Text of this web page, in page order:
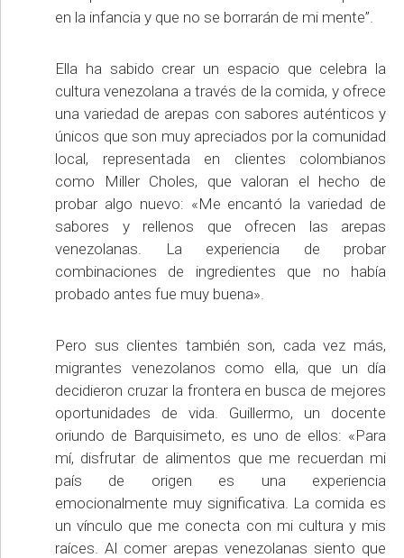
en la infancia y que no se borrarán de mi mente”.
Ella ha sabido crear un espacio que celebra la
cultura venezolana a través de la comida, y ofrece
una variedad de arepas con sabores auténticos y
únicos que son muy apreciados por la comunidad
local, representada en clientes colombianos
como Miller Choles, que valoran el hecho de
probar algo nuevo: «Me encantó la variedad de
sabores y rellenos que ofrecen las arepas
venezolanas. La experiencia de probar
combinaciones de ingredientes que no había
probado antes fue muy buena».
Pero sus clientes también son, cada vez más,
migrantes venezolanos como ella, que un día
decidieron cruzar la frontera en busca de mejores
oportunidades de vida. Guillermo, un docente
oriundo de Barquisimeto, es uno de ellos: «Para
mí, disfrutar de alimentos que me recuerdan mi
país de origen es una experiencia
emocionalmente muy significativa. La comida es
un vínculo que me conecta con mi cultura y mis
raíces. Al comer arepas venezolanas siento que